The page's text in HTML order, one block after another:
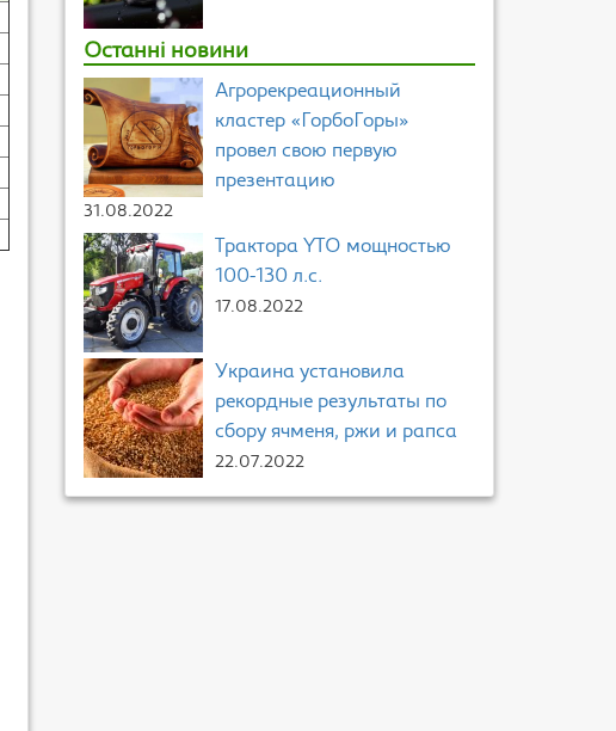
Останні новини
Агрорекреационный
кластер «ГорбоГоры»
провел свою первую
презентацию
31.08.2022
Трактора YTO мощностью
100-130 л.с.
17.08.2022
Украина установила
рекордные результаты по
сбору ячменя, ржи и рапса
22.07.2022